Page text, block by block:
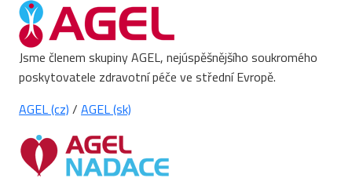
Jsme členem skupiny AGEL, nejúspěšnějšího soukromého
poskytovatele zdravotní péče ve střední Evropě.
AGEL (cz) / AGEL (sk)